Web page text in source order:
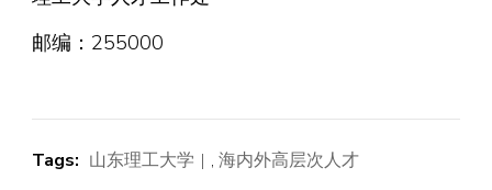
邮编：255000
Tags: 山东理工大学 , 海内外高层次人才